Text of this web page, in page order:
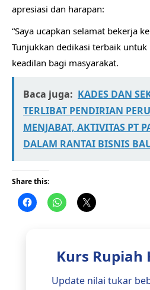
apresiasi dan harapan:
“Saya ucapkan selamat bekerja
Tunjukkan dedikasi terbaik
keadilan bagi masyarakat.
Baca juga: KADES DAN
TERLIBAT PENDIRIAN
MENJABAT, AKTIVITAS PT
DALAM RANTAI BISNIS
Share this:
Kurs Rupiah
Update nilai tukar